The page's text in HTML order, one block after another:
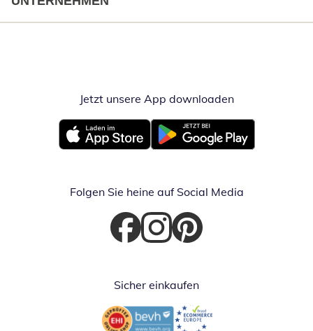
Jetzt unsere App downloadenÖffnet in
Öffnet in neuem FensterÖffnet in neuem Fenster
Folgen Sie heine auf Social Media
Öffnet in neuem Fenster
Öffnet in neuem Fenster
Öffnet in neuem Fenster
Sicher einkaufen